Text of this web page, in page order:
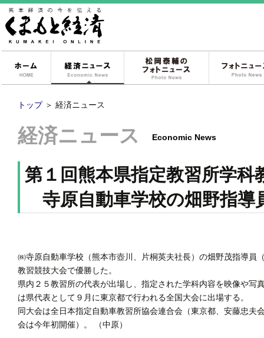
経済ニュース
トップ ＞ 経済ニュース
経済ニュース Economic News
第１回熊本県指定教習所学科
寺原自動車学校の畑野指
㈱寺原自動車学校（熊本市壺川、片桐英夫社長）の畑野茂指導
教習競技大会で優勝した。
県内２５教習所の代表が出場し、指定された学科内容を映像や
は県代表として９月に東京都で行われる全国大会に出場する。
同大会は全日本指定自動車教習所協会連合会（東京都、安藤忠
会は今年初開催）。 （中原）